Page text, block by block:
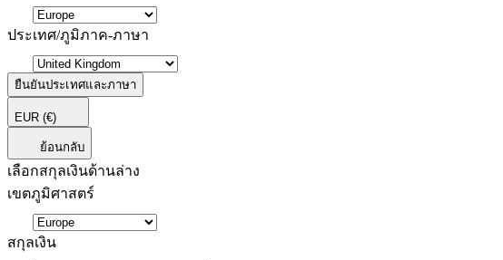
ประเทศ/ภูมิภาค-ภาษา
ยืนยันประเทศและภาษา
EUR (€)
ย้อนกลับ
เลือกสกุลเงินด้านล่าง
เขตภูมิศาสตร์
สกุลเงิน